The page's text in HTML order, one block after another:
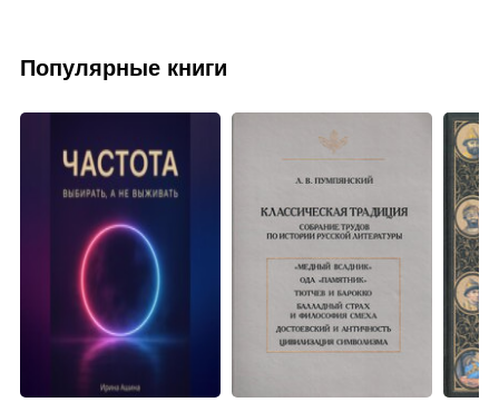
Популярные книги